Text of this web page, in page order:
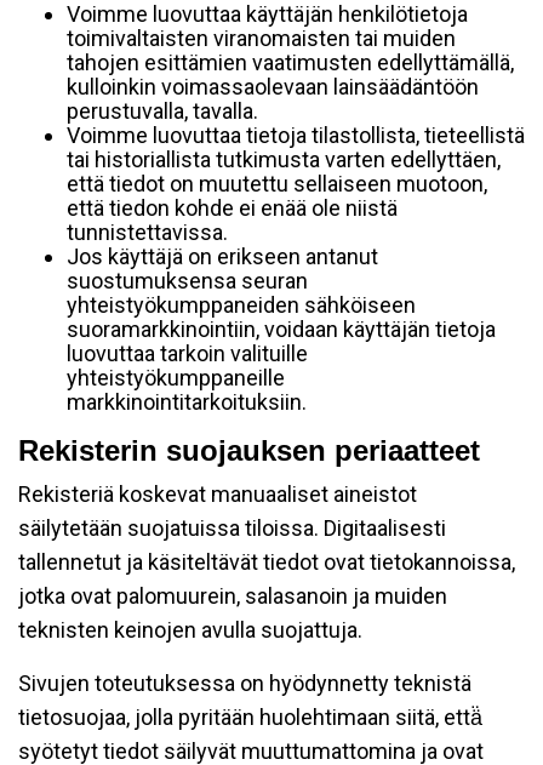
Voimme luovuttaa käyttäjän henkilötietoja
toimivaltaisten viranomaisten tai muiden
tahojen esittämien vaatimusten edellyttämällä,
kulloinkin voimassaolevaan lainsäädäntöön
perustuvalla, tavalla.
Voimme luovuttaa tietoja tilastollista, tieteellistä
tai historiallista tutkimusta varten edellyttäen,
että tiedot on muutettu sellaiseen muotoon,
että tiedon kohde ei enää ole niistä
tunnistettavissa.
Jos käyttäjä on erikseen antanut
suostumuksensa seuran
yhteistyökumppaneiden sähköiseen
suoramarkkinointiin, voidaan käyttäjän tietoja
luovuttaa tarkoin valituille
yhteistyökumppaneille
markkinointitarkoituksiin.
Rekisterin suojauksen periaatteet
Rekisteriä koskevat manuaaliset aineistot
säilytetään suojatuissa tiloissa. Digitaalisesti
tallennetut ja käsiteltävät tiedot ovat tietokannoissa,
jotka ovat palomuurein, salasanoin ja muiden
teknisten keinojen avulla suojattuja.
Sivujen toteutuksessa on hyödynnetty teknistä
tietosuojaa, jolla pyritään huolehtimaan siitä, että̈
syötetyt tiedot säilyvät muuttumattomina ja ovat